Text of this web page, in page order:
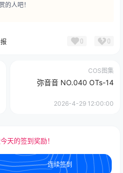
的人吧！
0 0
COS图集
弥音音 NO.040 OTs-14
2026-4-29 12:00:00
天的签到奖励！
连续签到